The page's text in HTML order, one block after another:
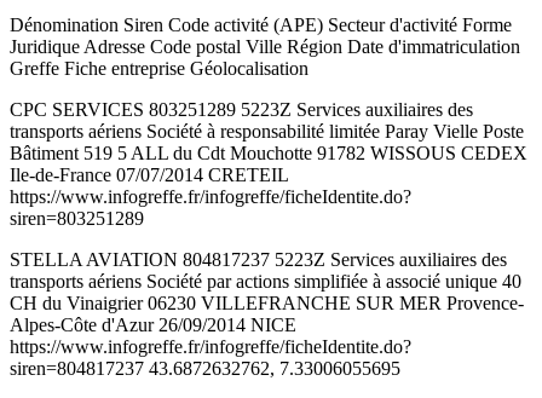
Dénomination Siren Code activité (APE) Secteur d'activité Forme
Juridique Adresse Code postal Ville Région Date d'immatriculation
Greffe Fiche entreprise Géolocalisation
CPC SERVICES 803251289 5223Z Services auxiliaires des
transports aériens Société à responsabilité limitée Paray Vielle Poste
Bâtiment 519 5 ALL du Cdt Mouchotte 91782 WISSOUS CEDEX
Ile-de-France 07/07/2014 CRETEIL
https://www.infogreffe.fr/infogreffe/ficheIdentite.do?
siren=803251289
STELLA AVIATION 804817237 5223Z Services auxiliaires des
transports aériens Société par actions simplifiée à associé unique 40
CH du Vinaigrier 06230 VILLEFRANCHE SUR MER Provence-
Alpes-Côte d'Azur 26/09/2014 NICE
https://www.infogreffe.fr/infogreffe/ficheIdentite.do?
siren=804817237 43.6872632762, 7.33006055695